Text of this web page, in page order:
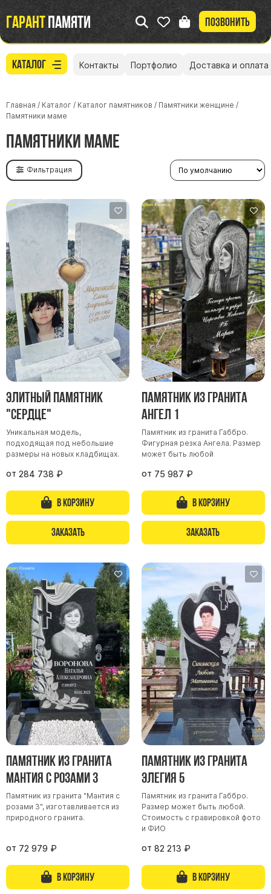
Гарантпамяти Позвонить
Каталог
Участникам СВО
Памятники из гранита
Памятники из мрамора
Элитные памятники
Резные памятники
Мемориальные комплексы
Памятники с полноформатным фото
Склеп
Cкульптуры ангел
Детские памятники
Памятники Мусульманские
Памятники Армянские
Европейские памятники
Памятники "Клипарт"
Семейные памятники ( памятники на двоих )
Памятники в форме креста
Зеркальные памятники
Памятники из белого мрамора Коелга
Креативные памятники
Кресты из белого мрамора
Фигурные памятники
Памятники в виде гитары
Памятники комбинированные
Памятники из цветного гранита
Памятники красные
Памятники красно-черные
Памятники коричневые
Памятники серые
Памятники зеленые
Памятники из Дымовского гранита
Памятники из гранита Возрождение
Памятники из гранита Гранатовый Амфиболит
Памятники из гранита Сюскюянсаари
Памятники из гранита Балтик Грин
Контакты Портфолио Доставка и оплата
Главная / Каталог / Каталог памятников / Памятники женщине /
Памятники маме
Памятники маме
Фильтрация
Элитный памятник
"Сердце"
Уникальная модель,
подходящая под небольшие
размеры на новых кладбищах.
от 284 738 ₽
В корзину
Заказать
Памятник из гранита
Ангел 1
Памятник из гранита Габбро.
Фигурная резка Ангела. Размер
может быть любой
от 75 987 ₽
В корзину
Заказать
Памятник из гранита
Мантия с розами 3
Памятник из гранита "Мантия с
розами 3", изготавливается из
природного гранита.
от 72 979 ₽
В корзину
Памятник из гранита
Элегия 5
Памятник из гранита Габбро.
Размер может быть любой.
Стоимость с гравировкой фото
и ФИО
от 82 213 ₽
В корзину